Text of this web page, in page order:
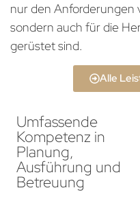
nur den Anforderungen
sondern auch für die
gerüstet sind.
Alle
Umfassende
Kompetenz in
Planung,
Ausführung und
Betreuung